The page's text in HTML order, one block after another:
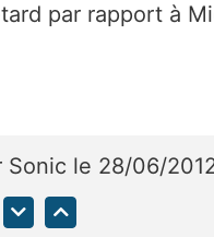
par rapport à
Sonic le 28/06/